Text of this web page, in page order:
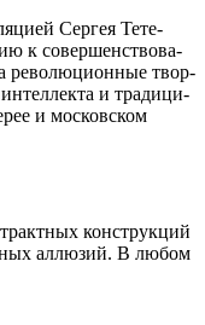
Сер­гея Тете­
к совер­шен­ство­ва­
рево­лю­ци­он­ные твор­
и тра­ди­ци­
и мос­ков­ском
кон­струк­ций
аллю­зий. В любом